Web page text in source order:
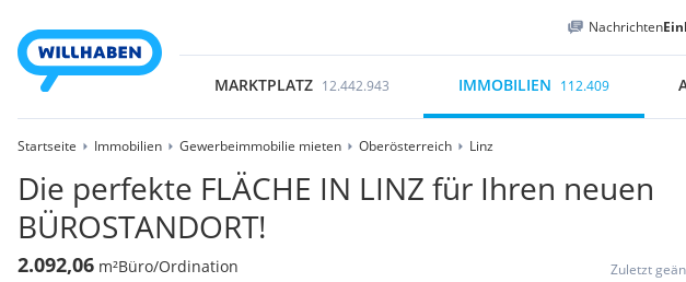
Nachrichten
MARKTPLATZ 12.442.943 IMMOBILIEN 112.409
Startseite Immobilien Gewerbeimmobilie mieten Oberösterreich Linz
Die perfekte FLÄCHE IN LINZ für Ihren neuen
BÜROSTANDORT!
2.092,06 m²Büro/Ordination Zuletzt